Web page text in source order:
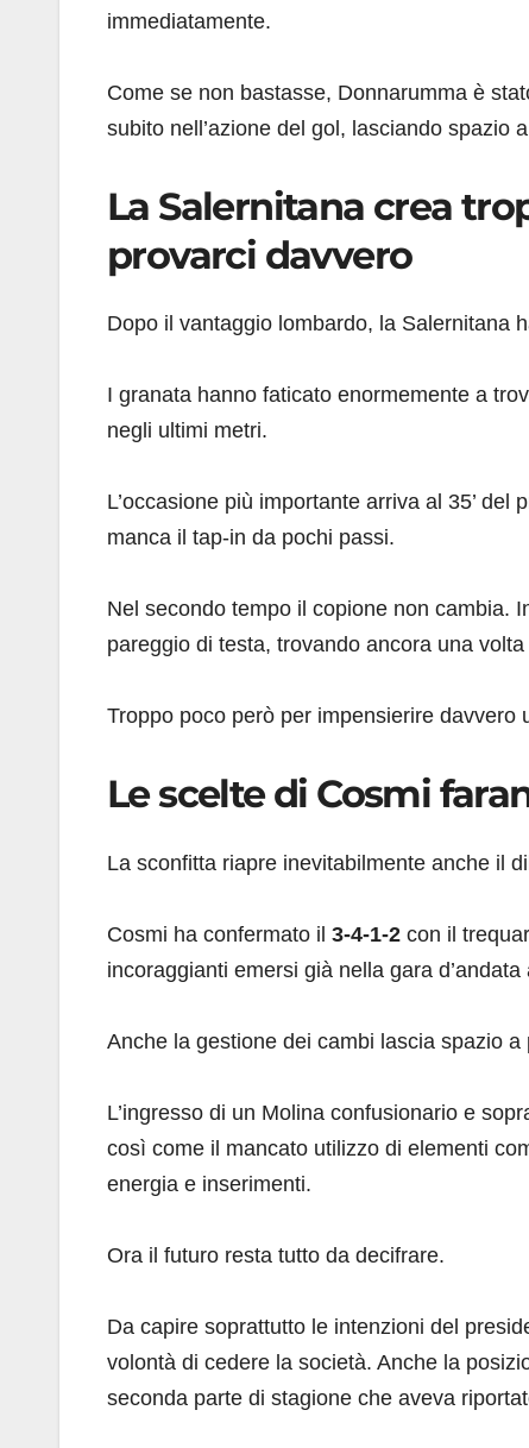
immediatamente.
Come se non bastasse, Donnarumma è
subito nell’azione del gol, lasciando spazio
La Salernitana crea
provarci davvero
Dopo il vantaggio lombardo, la Salernitana
I granata hanno faticato enormemente a
negli ultimi metri.
L’occasione più importante arriva al 35’
manca il tap-in da pochi passi.
Nel secondo tempo il copione non cambia.
pareggio di testa, trovando ancora una
Troppo poco però per impensierire davvero
Le scelte di Cosmi
La sconfitta riapre inevitabilmente anche il
Cosmi ha confermato il 3-4-1-2 con il
incoraggianti emersi già nella gara d’andata
Anche la gestione dei cambi lascia spazio a
L’ingresso di un Molina confusionario e
così come il mancato utilizzo di elementi
energia e inserimenti.
Ora il futuro resta tutto da decifrare.
Da capire soprattutto le intenzioni del
volontà di cedere la società. Anche la
seconda parte di stagione che aveva